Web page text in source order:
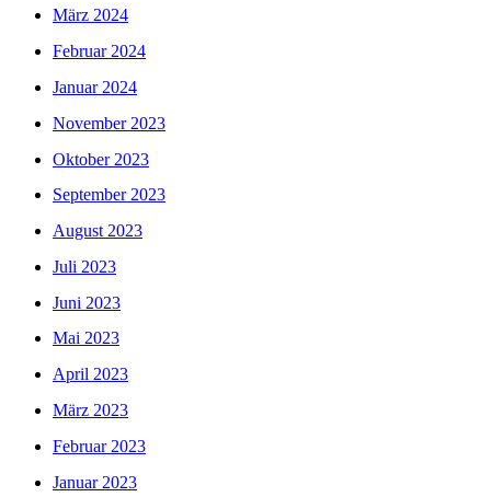
März 2024
Februar 2024
Januar 2024
November 2023
Oktober 2023
September 2023
August 2023
Juli 2023
Juni 2023
Mai 2023
April 2023
März 2023
Februar 2023
Januar 2023